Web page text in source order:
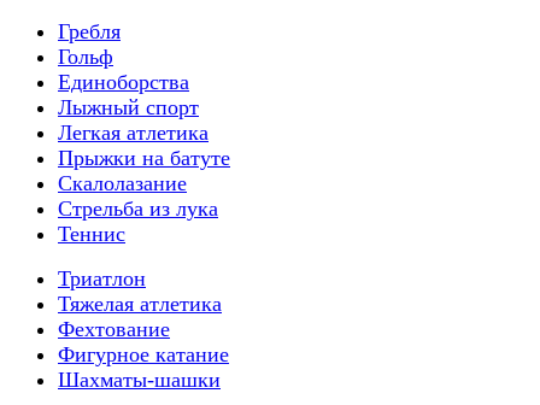
Гребля
Гольф
Единоборства
Лыжный спорт
Легкая атлетика
Прыжки на батуте
Скалолазание
Стрельба из лука
Теннис
Триатлон
Тяжелая атлетика
Фехтование
Фигурное катание
Шахматы-шашки